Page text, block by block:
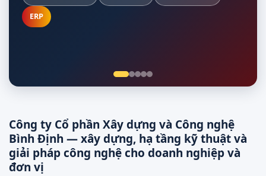
ERP
Điện mặt trời
Chuẩn Thông tư 24/2025
Tuỳ chỉnh theo nghiệp vụ
Bàn giao đủ tài liệu
Công ty Cổ phần Xây dựng và Công nghệ
Bình Định — xây dựng, hạ tầng kỹ thuật và
giải pháp công nghệ cho doanh nghiệp và
đơn vị